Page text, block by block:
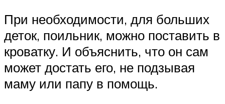
При необходимости, для больших
деток, поильник, можно поставить в
кроватку. И объяснить, что он сам
может достать его, не подзывая
маму или папу в помощь.